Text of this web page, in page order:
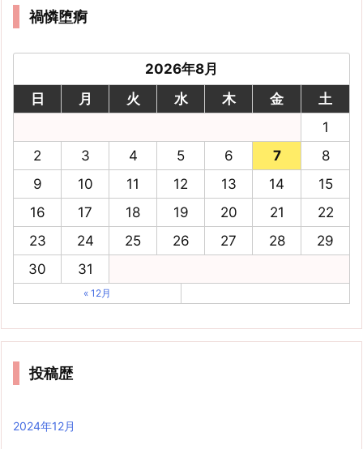
禍憐堕痾
2026年8月
日
月 火 水 木 金
土
1
2
3 4 5 6 7
8
9
10 11 12 13 14
15
16
17 18 19 20 21
22
23
24 25 26 27 28
29
30
31
« 12月
投稿歴
2024年12月